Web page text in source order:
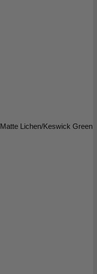
Matte Lichen/Keswick Green